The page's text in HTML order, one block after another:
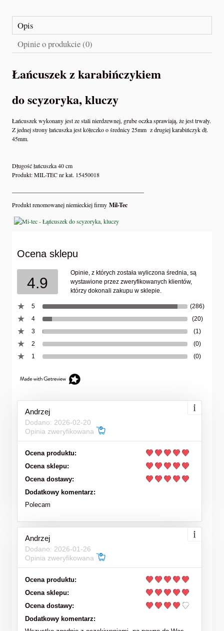
Opis
Opinie o produkcie (0)
Łańcuszek z karabińczykiem
do scyzoryka, kluczy
Łańcuszek wykonany jest ze stali nierdzewnej, grube oczka sprawiają, że jest trwały.
Z jednej strony łańcuszka jest kółeczko o średnicy 25mm z drugiej karabińczyk dł.
45mm.
Długość łańcuszka 40 cm
Produkt: MIL-TEC nr kat. 15450018
Produkt renomowanej niemieckiej firmy Mil-Tec
Ocena sklepu
4.9
Opinie, z których została wyliczona średnia, są
wystawione przez zweryfikowanych klientów,
którzy dokonali zakupu w sklepie.
5
(286)
4
(20)
3
(1)
2
(0)
1
(0)
Andrzej
Dodano: 2026-02-20
Opinia zweryfikowana
Ocena produktu:
Ocena sklepu:
Ocena dostawy:
Dodatkowy komentarz:
Polecam
Andrzej
Dodano: 2026-01-26
Opinia zweryfikowana
Ocena produktu:
Ocena sklepu:
Ocena dostawy:
Dodatkowy komentarz: